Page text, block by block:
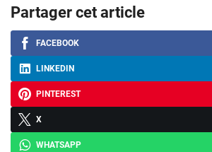
Partager cet article
FACEBOOK
LINKEDIN
PINTEREST
X
WHATSAPP